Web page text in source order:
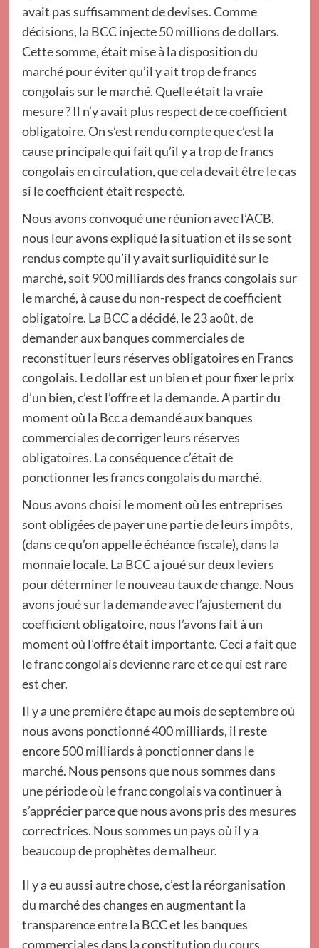
avait pas suffisamment de devises. Comme
décisions, la BCC injecte 50 millions de dollars.
Cette somme, était mise à la disposition du
marché pour éviter qu’il y ait trop de francs
congolais sur le marché. Quelle était la vraie
mesure ? Il n’y avait plus respect de ce coefficient
obligatoire. On s’est rendu compte que c’est la
cause principale qui fait qu’il y a trop de francs
congolais en circulation, que cela devait être le cas
si le coefficient était respecté.
Nous avons convoqué une réunion avec l’ACB,
nous leur avons expliqué la situation et ils se sont
rendus compte qu’il y avait surliquidité sur le
marché, soit 900 milliards des francs congolais sur
le marché, à cause du non-respect de coefficient
obligatoire. La BCC a décidé, le 23 août, de
demander aux banques commerciales de
reconstituer leurs réserves obligatoires en Francs
congolais. Le dollar est un bien et pour fixer le prix
d’un bien, c’est l’offre et la demande. A partir du
moment où la Bcc a demandé aux banques
commerciales de corriger leurs réserves
obligatoires. La conséquence c’était de
ponctionner les francs congolais du marché.
Nous avons choisi le moment où les entreprises
sont obligées de payer une partie de leurs impôts,
(dans ce qu’on appelle échéance fiscale), dans la
monnaie locale. La BCC a joué sur deux leviers
pour déterminer le nouveau taux de change. Nous
avons joué sur la demande avec l’ajustement du
coefficient obligatoire, nous l’avons fait à un
moment où l’offre était importante. Ceci a fait que
le franc congolais devienne rare et ce qui est rare
est cher.
Il y a une première étape au mois de septembre où
nous avons ponctionné 400 milliards, il reste
encore 500 milliards à ponctionner dans le
marché. Nous pensons que nous sommes dans
une période où le franc congolais va continuer à
s’apprécier parce que nous avons pris des mesures
correctrices. Nous sommes un pays où il y a
beaucoup de prophètes de malheur.
Il y a eu aussi autre chose, c’est la réorganisation
du marché des changes en augmentant la
transparence entre la BCC et les banques
commerciales dans la constitution du cours